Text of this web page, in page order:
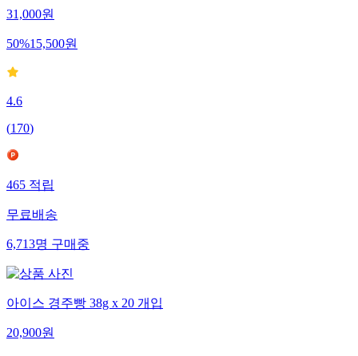
31,000원
50%15,500원
4.6
(170)
465적립
무료배송
6,713명구매중
아이스 경주빵 38g x 20 개입
20,900원